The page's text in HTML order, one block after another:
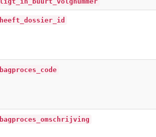
heeft_dossier_id
bagproces_code
bagproces_omschrijving